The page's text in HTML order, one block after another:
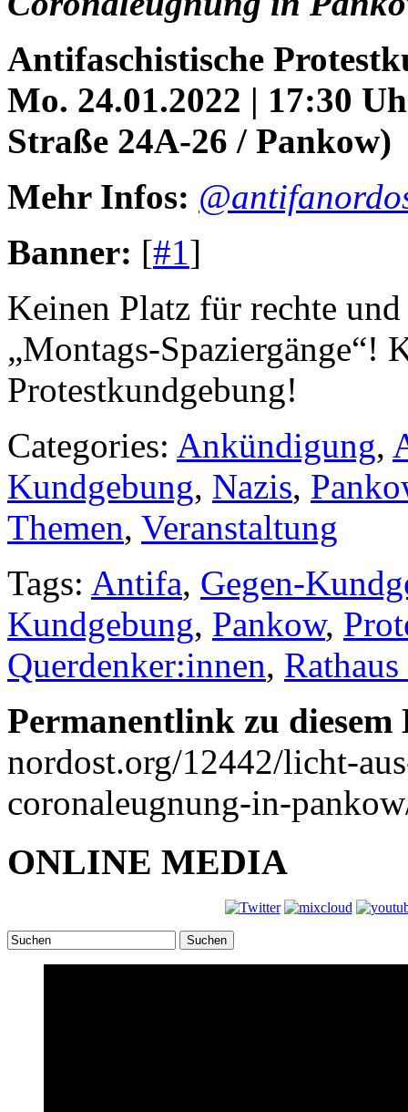
Antifaschistische
Mo. 24.01.2022 | 17:30
Straße 24A-26 / Pankow)
Mehr Infos:
Banner: [#1]
Keinen Platz für rechte
„Montags-Spaziergänge“!
Protestkundgebung!
Categories: Ankündigung,
Kundgebung, Nazis,
Themen, Veranstaltung
Tags: Antifa, Gegen-
Kundgebung, Pankow,
Querdenker:innen,
Permanentlink zu
nordost.org/12442/licht-
coronaleugnung-in-
ONLINE MEDIA
Suchen